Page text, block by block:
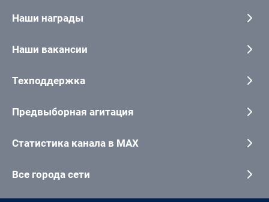
Наши награды
Наши вакансии
Техподдержка
Предвыборная агитация
Статистика канала в MAX
Все города сети